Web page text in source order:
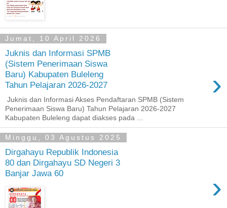
Jumat, 10 April 2026
Juknis dan Informasi SPMB
(Sistem Penerimaan Siswa
Baru) Kabupaten Buleleng
Tahun Pelajaran 2026-2027
›
Juknis dan Informasi Akses Pendaftaran SPMB (Sistem
Penerimaan Siswa Baru) Tahun Pelajaran 2026-2027
Kabupaten Buleleng dapat diakses pada ...
Minggu, 03 Agustus 2025
Dirgahayu Republik Indonesia
80 dan Dirgahayu SD Negeri 3
Banjar Jawa 60
›